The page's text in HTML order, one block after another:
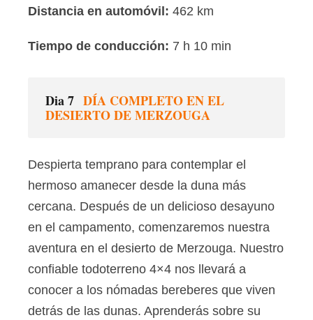
Distancia en automóvil: 462 km
Tiempo de conducción: 7 h 10 min
Dia 7 DÍA COMPLETO EN EL
DESIERTO DE MERZOUGA
Despierta temprano para contemplar el
hermoso amanecer desde la duna más
cercana. Después de un delicioso desayuno
en el campamento, comenzaremos nuestra
aventura en el desierto de Merzouga. Nuestro
confiable todoterreno 4×4 nos llevará a
conocer a los nómadas bereberes que viven
detrás de las dunas. Aprenderás sobre su